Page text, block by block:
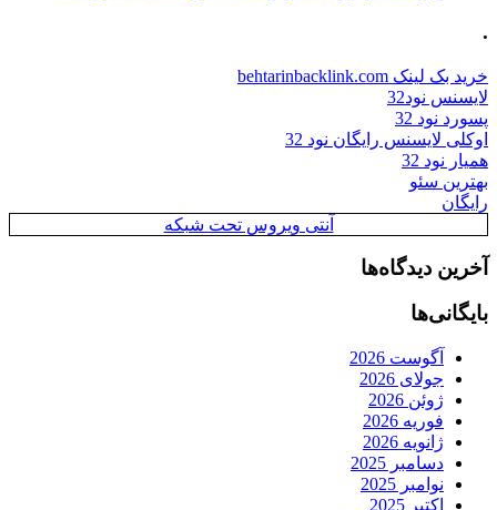
.
خرید بک لینک behtarinbacklink.com
لایسنس نود32
پسورد نود 32
اوکلی لایسنس رایگان نود 32
همیار نود 32
بهترین سئو
رایگان
آنتی ویروس تحت شبکه
آخرین دیدگاه‌ها
بایگانی‌ها
آگوست 2026
جولای 2026
ژوئن 2026
فوریه 2026
ژانویه 2026
دسامبر 2025
نوامبر 2025
اکتبر 2025